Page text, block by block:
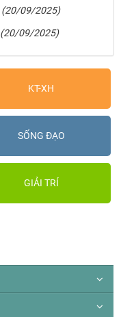
(20/09/2025)
(20/09/2025)
KT-XH
SỐNG ĐẠO
GIẢI TRÍ